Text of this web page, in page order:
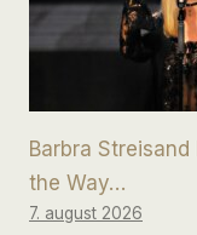
Barbra
the Way…
7. august 2026